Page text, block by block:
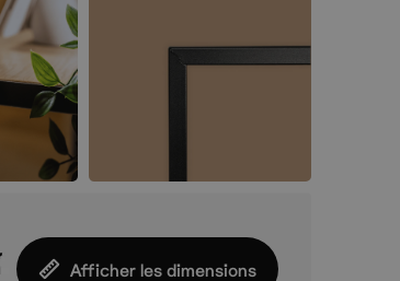
Afficher les dimensions